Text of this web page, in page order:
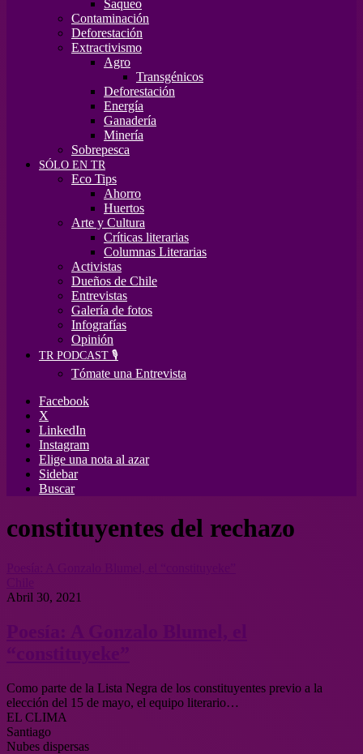
Saqueo
Contaminación
Deforestación
Extractivismo
Agro
Transgénicos
Deforestación
Energía
Ganadería
Minería
Sobrepesca
SÓLO EN TR
Eco Tips
Ahorro
Huertos
Arte y Cultura
Críticas literarias
Columnas Literarias
Activistas
Dueños de Chile
Entrevistas
Galería de fotos
Infografías
Opinión
TR PODCAST 🎙️
Tómate una Entrevista
Facebook
X
LinkedIn
Instagram
Elige una nota al azar
Sidebar
Buscar
constituyentes del rechazo
Abril 30, 2021
Como parte de la Lista Negra de los constituyentes previo a la
elección del 15 de mayo, el equipo literario…
EL CLIMA
Santiago
Nubes dispersas